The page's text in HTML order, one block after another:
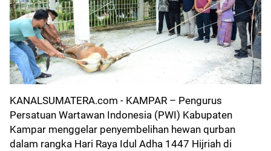
KANALSUMATERA.com - KAMPAR – Pengurus
Persatuan Wartawan Indonesia (PWI) Kabupaten
Kampar menggelar penyembelihan hewan qurban
dalam rangka Hari Raya Idul Adha 1447 Hijriah di